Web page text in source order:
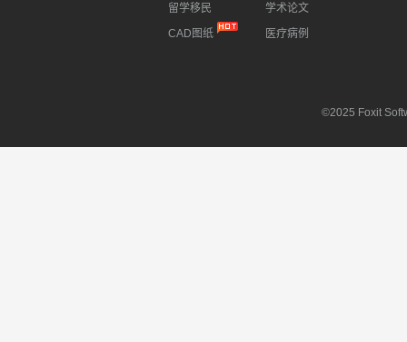
留学移民
CAD图纸
学术论文
医疗病例
©2025 Foxit